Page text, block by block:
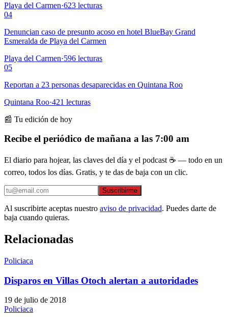
Playa del Carmen·623 lecturas
04
Denuncian caso de presunto acoso en hotel BlueBay Grand
Esmeralda de Playa del Carmen
Playa del Carmen·596 lecturas
05
Reportan a 23 personas desaparecidas en Quintana Roo
Quintana Roo·421 lecturas
📰 Tu edición de hoy
Recibe el periódico de mañana a las 7:00 am
El diario para hojear, las claves del día y el podcast ☕ — todo en un
correo, todos los días. Gratis, y te das de baja con un clic.
Suscribirme
Al suscribirte aceptas nuestro aviso de privacidad. Puedes darte de
baja cuando quieras.
Relacionadas
Policiaca
Disparos en Villas Otoch alertan a autoridades
19 de julio de 2018
Policiaca